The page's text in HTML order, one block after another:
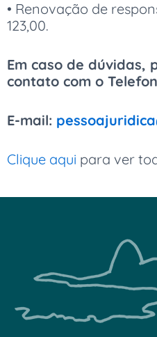
• Renovação de
123,00.
Em caso de dúvidas,
contato com o
E-mail:
Clique aqui para ver